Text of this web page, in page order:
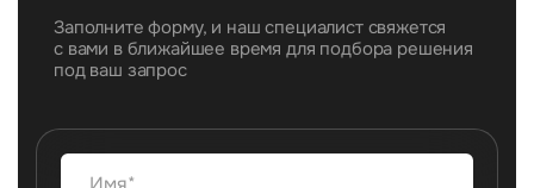
Заполните форму, и наш специалист свяжется
с вами в ближайшее время для подбора решения
под ваш запрос